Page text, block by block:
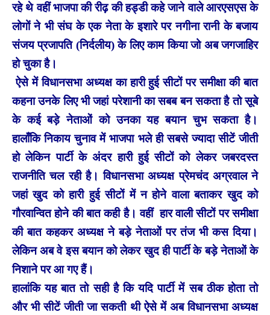
रहे थे वहीं भाजपा की रीढ़ की हड्डी कहे जाने वाले आरएसएस के
लोगों ने भी संघ के एक नेता के इशारे पर नगीना रानी के बजाय
संजय प्रजापति (निर्दलीय) के लिए काम किया जो अब जगजाहिर
हो चुका है।
ऐसे में विधानसभा अध्यक्ष का हारी हुई सीटों पर समीक्षा की बात
कहना उनके लिए भी जहां परेशानी का सबब बन सकता है तो सूबे
के कई बड़े नेताओं को उनका यह बयान चुभ सकता है।
हालाँकिनिकाय चुनाव में भाजपा भले ही सबसे ज्यादा सीटें जीती
हो लेकिन पार्टी के अंदर हारी हुई सीटों को लेकर जबरदस्त
राजनीति चल रही है। विधानसभा अध्यक्ष प्रेमचंद अग्रवाल ने
जहां खुद को हारी हुई सीटों में न होने वाला बताकर खुद को
गौरवान्वित होने की बात कही है। वहीं हार वाली सीटों पर समीक्षा
की बात कहकर अध्यक्ष ने बड़े नेताओं पर तंज भी कस दिया।
लेकिन अब वे इस बयान को लेकर खुद ही पार्टी के बड़े नेताओं के
निशाने पर आ गए हैं।
हालांकि यह बात तो सही है कि यदि पार्टी में सब ठीक होता तो
और भी सीटें जीती जा सकती थी ऐसे में अब विधानसभा अध्यक्ष